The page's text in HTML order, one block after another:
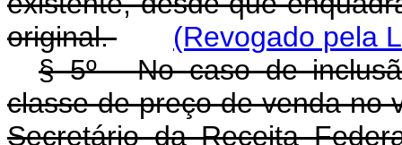
original.
(Revogado pela
§ 5º - No caso de
classe de preço de venda no
Secretário da Receita